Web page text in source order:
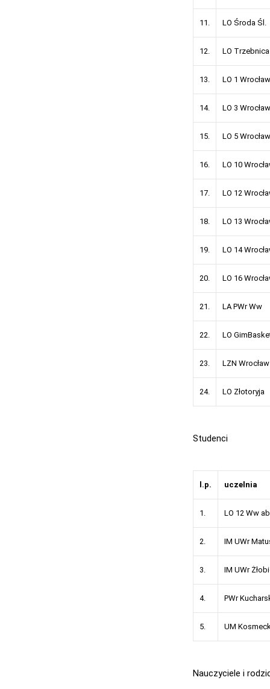
11. LO Środa Śl.
12. LO Trzebnica
13. LO 1 Wrocław
14. LO 3 Wrocław
15. LO 5 Wrocław
16. LO 10
17. LO 12
18. LO 13
19. LO 14
20. LO 16
21. LA PWr Ww
22. LO
23. LZN Wrocław
24. LO Złotoryja
Studenci
l.p. uczelnia
1. LO 12 Ww
2. IM UWr
3. IM UWr
4. PWr
5. UM
Nauczyciele i